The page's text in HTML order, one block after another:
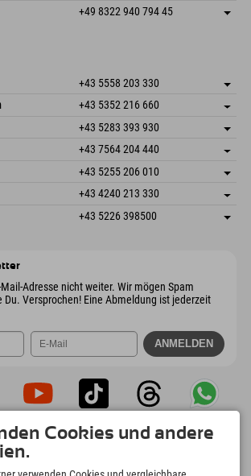
Buchen
Adresse speichern
+49 8322 940 794 45
+43 5558 203 330
Adresse speichern
Buchen
+43 5352 216 660
Adresse speichern
Buchen
+43 5283 393 930
Adresse speichern
Buchen
+43 7564 204 440
Adresse speichern
Buchen
+43 5255 206 010
Adresse speichern
Buchen
+43 4240 213 330
Adresse speichern
+43 5226 398500
Adresse nicht weiter. Wir mögen Spam
Du. Versprochen! Eine Abmeldung ist jederzeit
Mein
Cookies und andere